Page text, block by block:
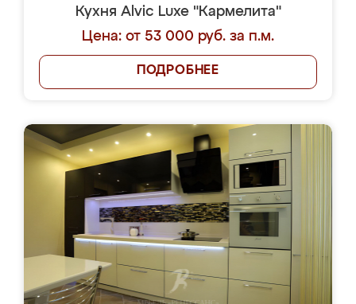
Кухня Alvic Luxe "Кармелита"
Цена: от 53 000 руб. за п.м.
ПОДРОБНЕЕ